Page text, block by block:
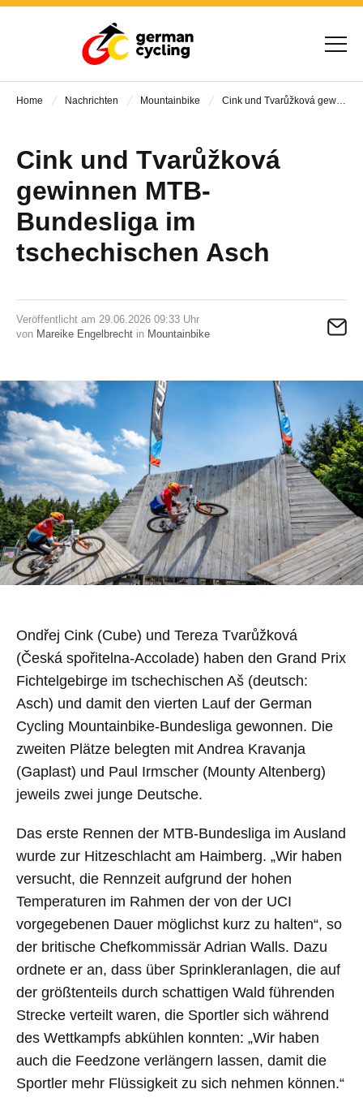
Home Nachrichten Mountainbike Cink und Tvarůžková gewinnen MTB-Bundesliga im tschechischen Asch
Cink und Tvarůžková
gewinnen MTB-
Bundesliga im
tschechischen Asch
Veröffentlicht am 29.06.2026 09:33 Uhr
von Mareike Engelbrecht in Mountainbike
Ondřej Cink (Cube) und Tereza Tvarůžková
(Česká spořitelna-Accolade) haben den Grand Prix
Fichtelgebirge im tschechischen Aš (deutsch:
Asch) und damit den vierten Lauf der German
Cycling Mountainbike-Bundesliga gewonnen. Die
zweiten Plätze belegten mit Andrea Kravanja
(Gaplast) und Paul Irmscher (Mounty Altenberg)
jeweils zwei junge Deutsche.
Das erste Rennen der MTB-Bundesliga im Ausland
wurde zur Hitzeschlacht am Haimberg. „Wir haben
versucht, die Rennzeit aufgrund der hohen
Temperaturen im Rahmen der von der UCI
vorgegebenen Dauer möglichst kurz zu halten“, so
der britische Chefkommissär Adrian Walls. Dazu
ordnete er an, dass über Sprinkleranlagen, die auf
der größtenteils durch schattigen Wald führenden
Strecke verteilt waren, die Sportler sich während
des Wettkampfs abkühlen konnten: „Wir haben
auch die Feedzone verlängern lassen, damit die
Sportler mehr Flüssigkeit zu sich nehmen können.“